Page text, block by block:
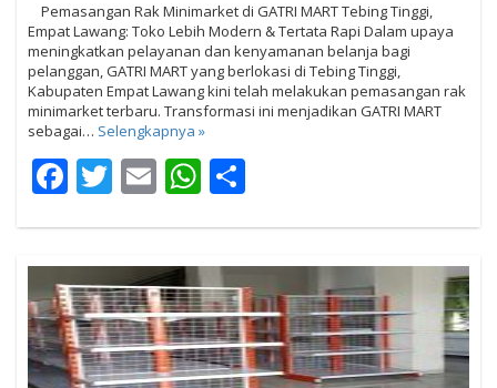
Pemasangan Rak Minimarket di GATRI MART Tebing Tinggi,
Empat Lawang: Toko Lebih Modern & Tertata Rapi Dalam upaya
meningkatkan pelayanan dan kenyamanan belanja bagi
pelanggan, GATRI MART yang berlokasi di Tebing Tinggi,
Kabupaten Empat Lawang kini telah melakukan pemasangan rak
minimarket terbaru. Transformasi ini menjadikan GATRI MART
sebagai… Selengkapnya »
Facebook
Twitter
EmailWhatsApp